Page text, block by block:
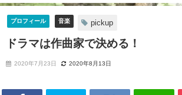
プロフィール 音楽 pickup
ドラマは作曲家で決める！
2020年7月23日 2020年8月13日